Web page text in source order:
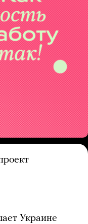
Украине